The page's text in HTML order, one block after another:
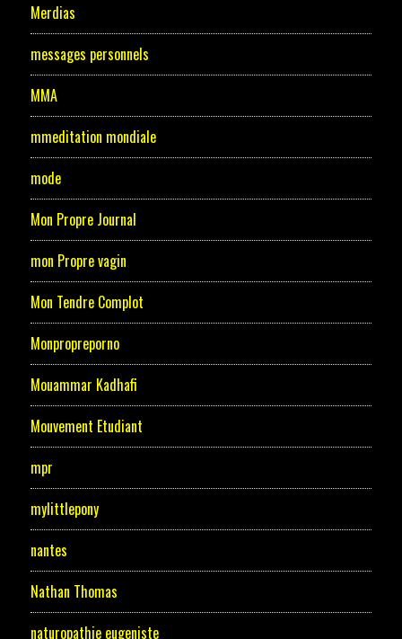
Merdias
messages personnels
MMA
mmeditation mondiale
mode
Mon Propre Journal
mon Propre vagin
Mon Tendre Complot
Monpropreporno
Mouammar Kadhafi
Mouvement Etudiant
mpr
mylittlepony
nantes
Nathan Thomas
naturopathie eugeniste